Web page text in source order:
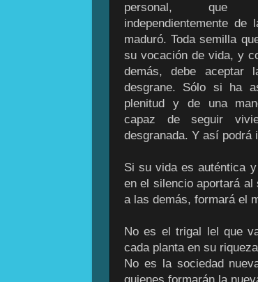
personal, que
independientemente
maduró. Toda semilla
su vocación de vida, y
demás, debe aceptar
desgrane. Sólo si ha
plenitud y de una
capaz de seguir
desgranada. Y así podrá
Si su vida es auténtica
en el silencio aportará al
a las demás, formará el
No es el trigal lel que
cada planta en su
No es la sociedad